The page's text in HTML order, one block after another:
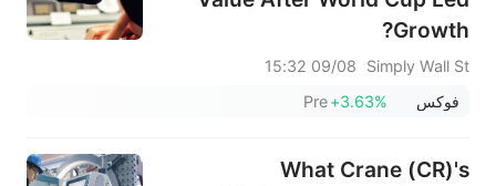
Growth?
Simply Wall St
09/08 15:32
فوكس
+3.63%
Pre
What Crane (CR)'s